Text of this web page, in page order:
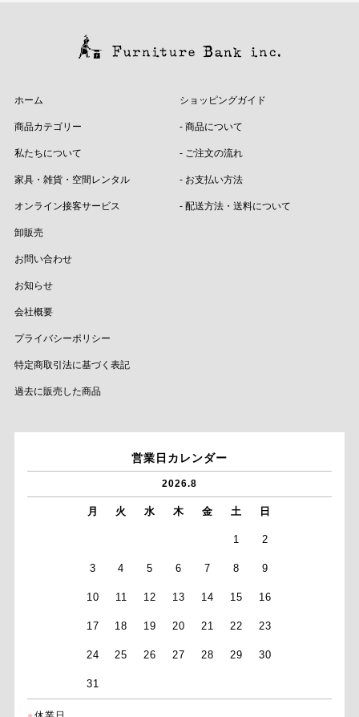
ホーム
商品カテゴリー
私たちについて
家具・雑貨・空間レンタル
オンライン接客サービス
卸販売
ショッピングガイド
- 商品について
- ご注文の流れ
- お支払い方法
- 配送方法・送料について
お問い合わせ
お知らせ
会社概要
プライバシーポリシー
特定商取引法に基づく表記
過去に販売した商品
営業日カレンダー
2026.8
月 火 水 木 金 土 日
1 2
3 4 5 6 7 8 9
10 11 12 13 14 15 16
17 18 19 20 21 22 23
24 25 26 27 28 29 30
31